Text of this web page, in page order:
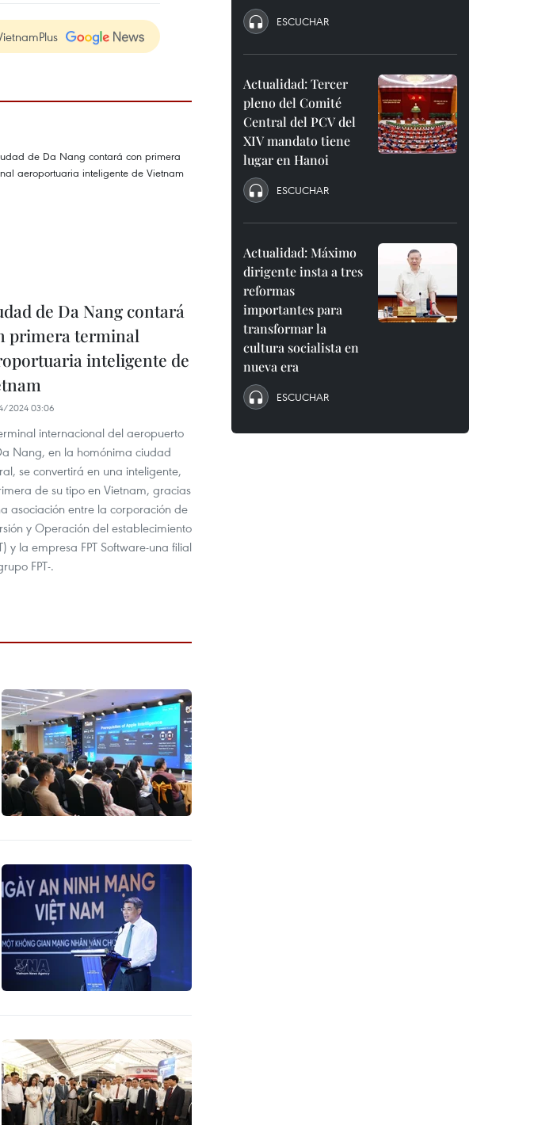
de Da Nang contará
primera terminal
inteligente de
2024 03:06
internacional del aeropuerto
Nang, en la homónima ciudad
se convertirá en una inteligente,
de su tipo en Vietnam, gracias
asociación entre la corporación de
y Operación del establecimiento
y la empresa FPT Software-una filial
FPT-.
ESCUCHAR
Actualidad: Tercer
pleno del Comité
Central del PCV del
XIV mandato tiene
lugar en Hanoi
ESCUCHAR
Actualidad: Máximo
dirigente insta a tres
reformas
importantes para
transformar la
cultura socialista en
nueva era
ESCUCHAR